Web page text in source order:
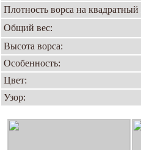
Плотность ворса на квадратный
Общий вес:
Высота ворса:
Особенность:
Цвет:
Узор: